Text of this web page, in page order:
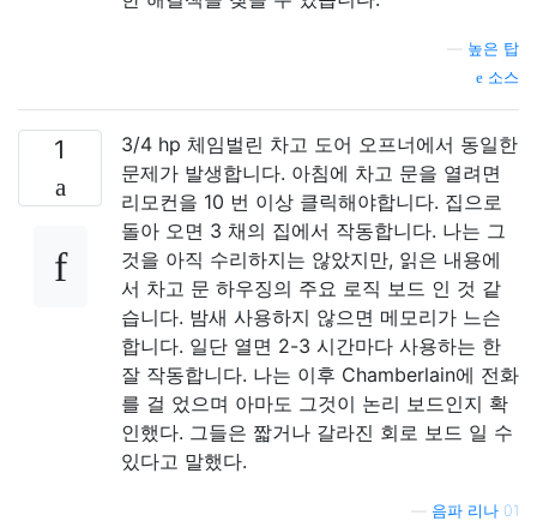
높은 탑
소스
1
3/4 hp 체임벌린 차고 도어 오프너에서 동일한
문제가 발생합니다. 아침에 차고 문을 열려면
리모컨을 10 번 이상 클릭해야합니다. 집으로
돌아 오면 3 채의 집에서 작동합니다. 나는 그
것을 아직 수리하지는 않았지만, 읽은 내용에
서 차고 문 하우징의 주요 로직 보드 인 것 같
습니다. 밤새 사용하지 않으면 메모리가 느슨
합니다. 일단 열면 2-3 시간마다 사용하는 한
잘 작동합니다. 나는 이후 Chamberlain에 전화
를 걸 었으며 아마도 그것이 논리 보드인지 확
인했다. 그들은 짧거나 갈라진 회로 보드 일 수
있다고 말했다.
음파 리나 01